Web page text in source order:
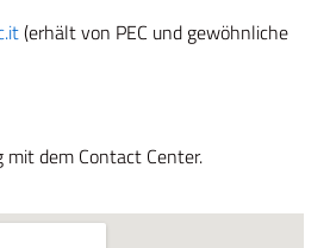
(erhält von PEC und gewöhnliche
mit dem Contact Center.